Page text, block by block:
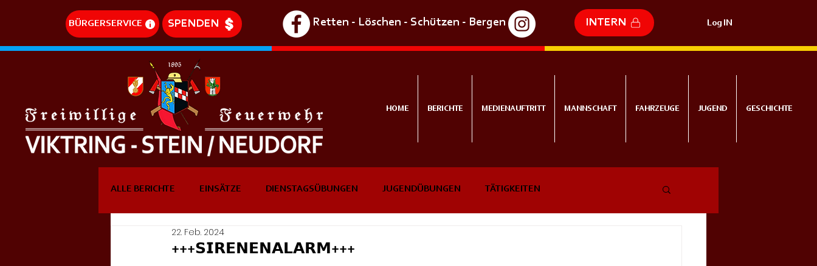
BÜRGERSERVICE SPENDEN Retten - Löschen - Schützen - Bergen INTERN Log IN
ALLE BERICHTE EINSÄTZE DIENSTAGSÜBUNGEN JUGENDÜBUNGEN TÄTIGKEITEN
DREHLEITEREINSÄTZE
+++𝗦𝗜𝗥𝗘𝗡𝗘𝗡𝗔𝗟𝗔𝗥𝗠+++
22. Feb. 2024
HOME BERICHTE MEDIENAUFTRITT MANNSCHAFT FAHRZEUGE JUGEND GESCHICHTE